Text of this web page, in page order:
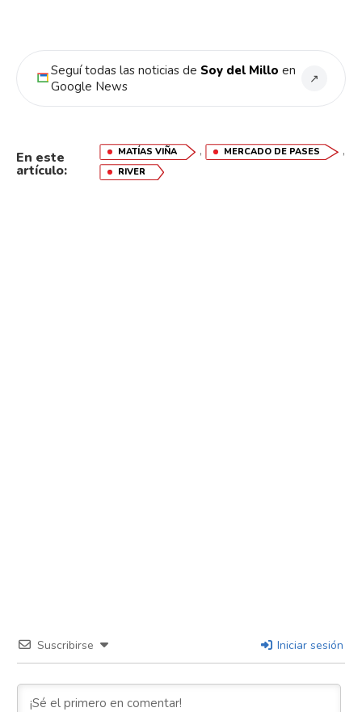
Seguí todas las noticias de Soy del Millo en
Google News
↗
En este
artículo:
MATÍAS VIÑA , MERCADO DE PASES ,
RIVER
Suscribirse Iniciar sesión
Flipboard
Reddit
Pinterest